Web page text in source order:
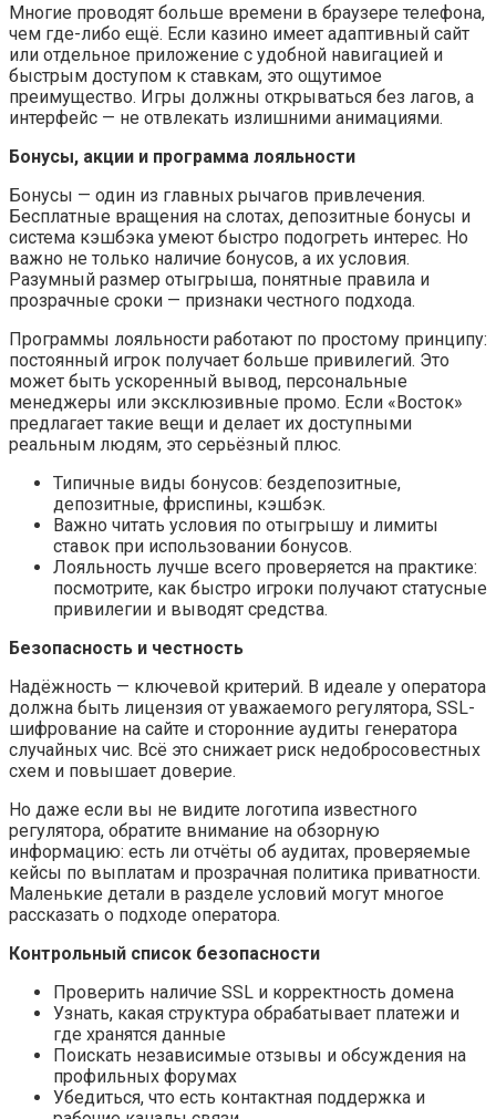
Многие проводят больше времени в браузере телефона,
чем где-либо ещё. Если казино имеет адаптивный сайт
или отдельное приложение с удобной навигацией и
быстрым доступом к ставкам, это ощутимое
преимущество. Игры должны открываться без лагов, а
интерфейс — не отвлекать излишними анимациями.
Бонусы, акции и программа лояльности
Бонусы — один из главных рычагов привлечения.
Бесплатные вращения на слотах, депозитные бонусы и
система кэшбэка умеют быстро подогреть интерес. Но
важно не только наличие бонусов, а их условия.
Разумный размер отыгрыша, понятные правила и
прозрачные сроки — признаки честного подхода.
Программы лояльности работают по простому принципу:
постоянный игрок получает больше привилегий. Это
может быть ускоренный вывод, персональные
менеджеры или эксклюзивные промо. Если «Восток»
предлагает такие вещи и делает их доступными
реальным людям, это серьёзный плюс.
Типичные виды бонусов: бездепозитные,
депозитные, фриспины, кэшбэк.
Важно читать условия по отыгрышу и лимиты
ставок при использовании бонусов.
Лояльность лучше всего проверяется на практике:
посмотрите, как быстро игроки получают статусные
привилегии и выводят средства.
Безопасность и честность
Надёжность — ключевой критерий. В идеале у оператора
должна быть лицензия от уважаемого регулятора, SSL-
шифрование на сайте и сторонние аудиты генератора
случайных чис. Всё это снижает риск недобросовестных
схем и повышает доверие.
Но даже если вы не видите логотипа известного
регулятора, обратите внимание на обзорную
информацию: есть ли отчёты об аудитах, проверяемые
кейсы по выплатам и прозрачная политика приватности.
Маленькие детали в разделе условий могут многое
рассказать о подходе оператора.
Контрольный список безопасности
Проверить наличие SSL и корректность домена
Узнать, какая структура обрабатывает платежи и
где хранятся данные
Поискать независимые отзывы и обсуждения на
профильных форумах
Убедиться, что есть контактная поддержка и